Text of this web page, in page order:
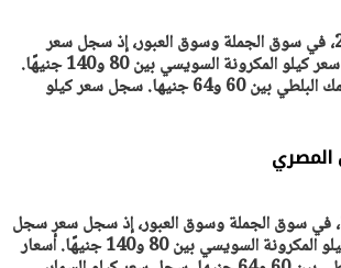
ترصد "أصول مصر" أسعار السمك اليوم الاثنين 12 - 8 – 2024، في سوق الجملة وسوق العبور، إذ سجل سعر
سجل سعر كيلو السمك البلطي بين 60 و64 جنيها، فيما سجل سعر كيلو المكرونة السويسي بين 80 و140 جنيهًا.
أسعار السمك اليوم الاثنين 12- 8 – 2024 سجل سعر كيلو السمك البلطي بين 60 و64 جنيها. سجل سعر كيلو
ترصد "أصول مصر" أسعار السمك اليوم الثلاثاء 6 - 8 – 2024، في سوق الجملة وسوق العبور، إذ سجل سعر سجل
سعر كيلو السمك البلطي بين 60 و64 جنيها، فيما سجل سعر كيلو المكرونة السويسي بين 80 و140 جنيهًا. أسعار